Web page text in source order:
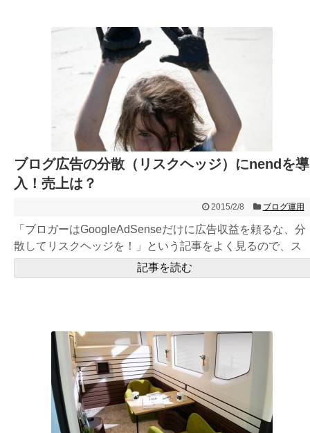
ブログ広告の分散（リスクヘッジ）にnendを導
入！売上は？
2015/2/8 ブログ運用
「ブロガーはGoogleAdSenseだけに広告収益を頼るな、分
散してリスクヘッジを！」という記事をよく見るので、ス
マー...
記事を読む